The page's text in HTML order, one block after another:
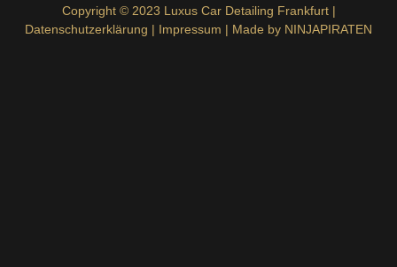
Copyright © 2023 Luxus Car Detailing Frankfurt |
Datenschutzerklärung | Impressum | Made by NINJAPIRATEN